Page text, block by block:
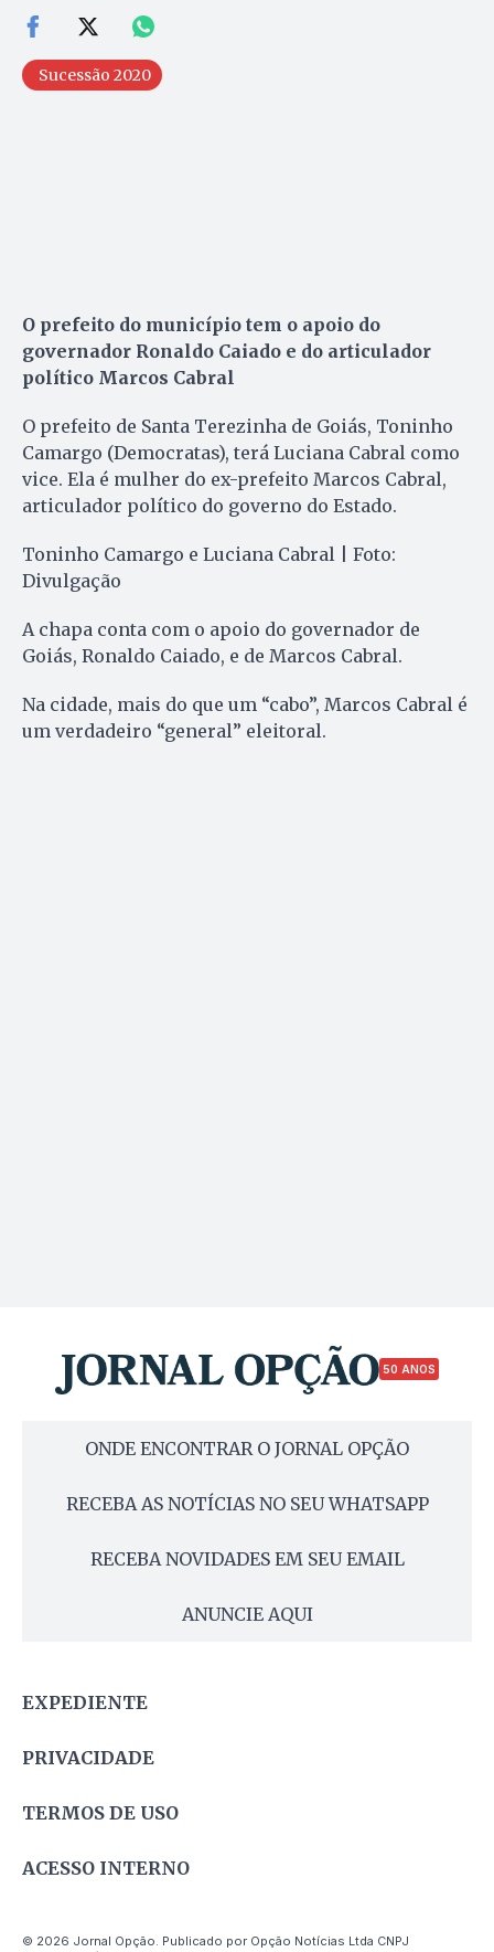
Sucessão 2020
O prefeito do município tem o apoio do
governador Ronaldo Caiado e do articulador
político Marcos Cabral
O prefeito de Santa Terezinha de Goiás, Toninho
Camargo (Democratas), terá Luciana Cabral como
vice. Ela é mulher do ex-prefeito Marcos Cabral,
articulador político do governo do Estado.
Toninho Camargo e Luciana Cabral | Foto:
Divulgação
A chapa conta com o apoio do governador de
Goiás, Ronaldo Caiado, e de Marcos Cabral.
Na cidade, mais do que um “cabo”, Marcos Cabral é
um verdadeiro “general” eleitoral.
50 ANOS
ONDE ENCONTRAR O JORNAL OPÇÃO
RECEBA AS NOTÍCIAS NO SEU WHATSAPP
RECEBA NOVIDADES EM SEU EMAIL
ANUNCIE AQUI
EXPEDIENTE
PRIVACIDADE
TERMOS DE USO
ACESSO INTERNO
© 2026 Jornal Opção. Publicado por Opção Notícias Ltda CNPJ